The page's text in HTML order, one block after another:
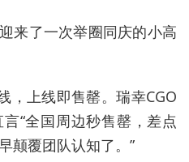
来了一次举圈同庆的小高
，上线即售罄。瑞幸CGO
“全国周边秒售罄，差点
颠覆团队认知了。”